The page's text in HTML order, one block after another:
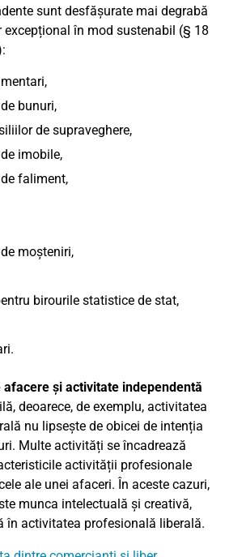
sunt desfășurate mai degrabă
excepțional în mod sustenabil (§ 18
bunuri,
de supraveghere,
imobile,
faliment,
moșteniri,
birourile statistice de stat,
și activitate independentă
deoarece, de exemplu, activitatea
nu lipsește de obicei de intenția
Multe activități se încadrează
activității profesionale
ale unei afaceri. În aceste cazuri,
munca intelectuală și creativă,
în activitatea profesională liberală.